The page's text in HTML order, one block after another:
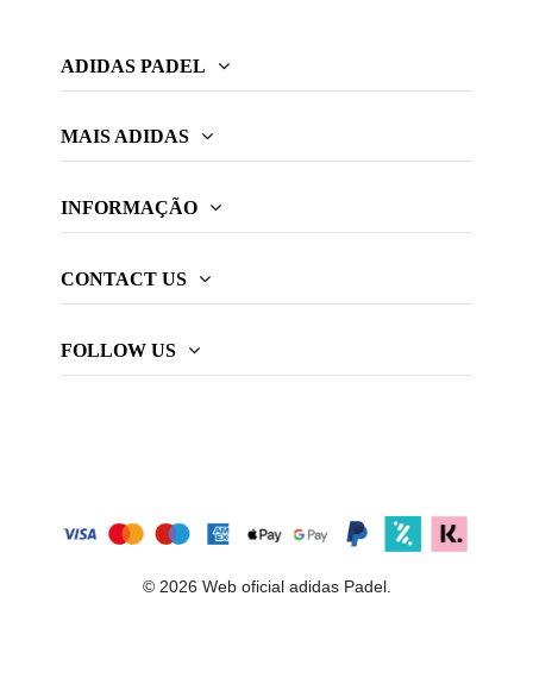
ADIDAS PADEL
MAIS ADIDAS
INFORMAÇÃO
CONTACT US
FOLLOW US
© 2026 Web oficial adidas Padel.